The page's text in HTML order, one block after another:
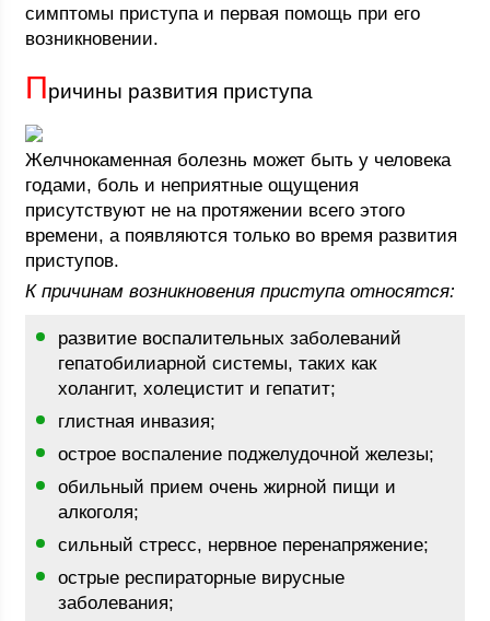
симптомы приступа и первая помощь при его
возникновении.
Причины развития приступа
Желчнокаменная болезнь может быть у человека
годами, боль и неприятные ощущения
присутствуют не на протяжении всего этого
времени, а появляются только во время развития
приступов.
К причинам возникновения приступа относятся:
развитие воспалительных заболеваний
гепатобилиарной системы, таких как
холангит, холецистит и гепатит;
глистная инвазия;
острое воспаление поджелудочной железы;
обильный прием очень жирной пищи и
алкоголя;
сильный стресс, нервное перенапряжение;
острые респираторные вирусные
заболевания;